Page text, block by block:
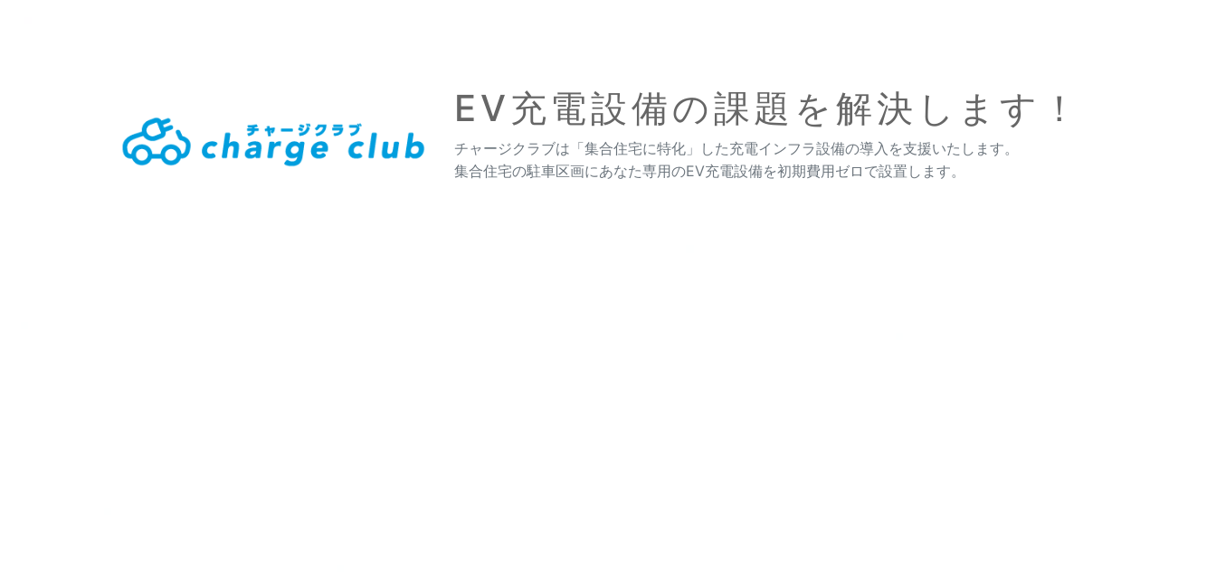
EV充電設備の課題を解決します！
チャージクラブは「集合住宅に特化」した充電インフラ設備の導入を支援いたします。
集合住宅の駐車区画にあなた専用のEV充電設備を初期費用ゼロで設置します。